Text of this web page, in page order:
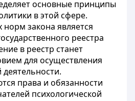
основные принципы
в этой сфере.
закона является
реестра
в реестр станет
для осуществления
права и обязанности
психологической